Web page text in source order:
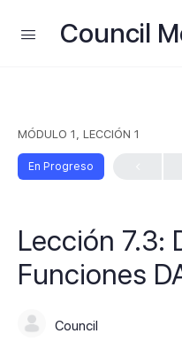
Council
MÓDULO 1, LECCIÓN 1
En Progreso
Lección 7.3:
Funciones
Council